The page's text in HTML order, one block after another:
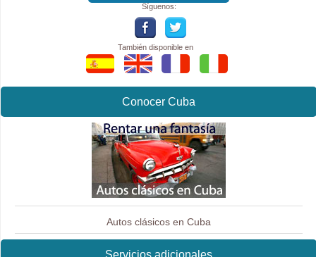
Síguenos:
También disponible en
Conocer Cuba
Autos clásicos en Cuba
Servicios adicionales